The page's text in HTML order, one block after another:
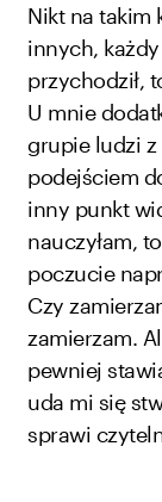
Nikt na takim
innych,
przychodził,
U mnie
grupie ludzi
podejściem
inny punkt
nauczyłam,
poczucie
Czy
zamierzam.
pewniej
uda mi się
sprawi